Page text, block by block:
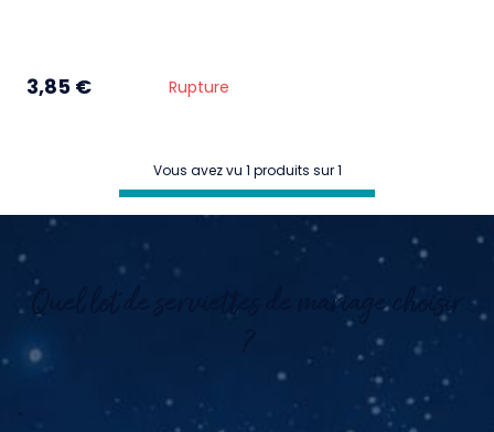
3,85 € Rupture
Vous avez vu 1 produits sur 1
Quel lot de serviettes de mariage choisir
"